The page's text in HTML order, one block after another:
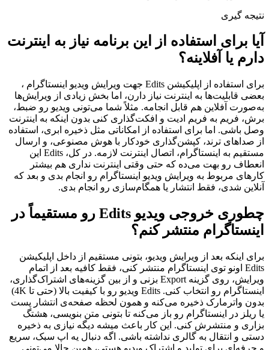
نتیجه گیری
آیا برای استفاده از این برنامه نیاز به اینترنت
دارم یا آفلاینه؟
برای استفاده از اپلیکیشن Edits جهت ویرایش ویدیو اینستاگرام ،
بعضی قابلیت‌ها به اینترنت نیاز دارن، اما بخش زیادی از ویرایش‌ها
به‌صورت آفلاین هم قابل انجامه. مثلاً شما می‌تونی ویدیو رو ضبط،
برش، فریم به فریم ادیت و افکت‌گذاری کنی بدون اینکه به اینترنت
وصل باشی. اما برای استفاده از امکاناتی مثل ذخیره ابری، استفاده
از صداهای ترند، کپشن‌گذاری خودکار با هوش مصنوعی، و ارسال
مستقیم به اینستاگرام، اتصال اینترنت لازمه. در کل، Edits این
انعطاف رو بهت می‌ده که حتی وقتی اینترنت نداری هم بیشتر
کارهای مربوط به ویرایش ویدیو اینستاگرام رو انجام بدی و بعد که
آنلاین شدی، فقط انتشار یا همگام‌سازی رو انجام بدی.
چطوری خروجی ویدیو Edits رو مستقیماً در
اینستاگرام منتشر کنم؟
برای اینکه بعد از ویرایش ویدیو، بتونی مستقیم از داخل اپلیکیشن
Edits اونو توی اینستاگرام منتشر کنی، فقط کافیه بعد از اتمام
ویرایش، روی گزینه Export بزنی و از بین گزینه‌های اشتراک‌گذاری،
اینستاگرام رو انتخاب کنی. Edits ویدیو رو با کیفیت بالا (حتی تا 4K)
بدون واترمارک ذخیره می‌کنه و همون لحظه صفحه‌ی انتشار پست
یا ریلز در اینستاگرام رو باز می‌کنه تا بتونی متن بنویسی، هشتگ
بزاری و منتشرش کنی. این کار باعث میشه دیگه نیازی به ذخیره
دستی و انتقال به گالری نداشته باشی. اگه دنبال یه اپ سبک، سریع